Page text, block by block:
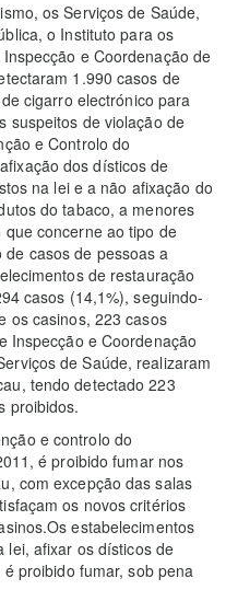
os Serviços de Saúde,
o Instituto para os
e Coordenação de
1.990 casos de
cigarro electrónico para
suspeitos de violação de
e Controlo do
dos dísticos de
na lei e a não afixação do
do tabaco, a menores
concerne ao tipo de
casos de pessoas a
de restauração
casos (14,1%), seguindo-
os casinos, 223 casos
Inspecção e Coordenação
de Saúde, realizaram
tendo detectado 223
proibidos.
e controlo do
é proibido fumar nos
com excepção das salas
os novos critérios
estabelecimentos
lei, afixar os dísticos de
proibido fumar, sob pena